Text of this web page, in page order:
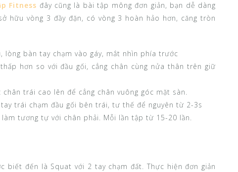
Fitness đây cũng là bài tập mông đơn giản, bạn dễ dàng
hữu vòng 3 đầy đặn, có vòng 3 hoàn hảo hơn, căng tròn
lòng bàn tay chạm vào gáy, mắt nhìn phía trước
hơn so với đầu gối, cẳng chân cùng nửa thân trên giữ
chân trái cao lên để cẳng chân vuông góc mặt sàn.
trái chạm đầu gối bên trái, tư thế để nguyên từ 2-3s
làm tương tự với chân phải. Mỗi lần tập từ 15-20 lần.
biết đến là Squat với 2 tay chạm đất. Thực hiện đơn giản